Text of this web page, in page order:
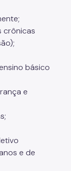
crônicas
básico
e
e de